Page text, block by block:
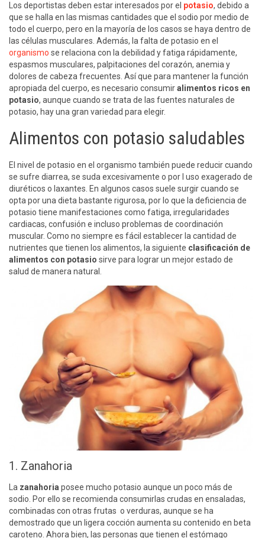
Los deportistas deben estar interesados por el potasio, debido a
que se halla en las mismas cantidades que el sodio por medio de
todo el cuerpo, pero en la mayoría de los casos se haya dentro de
las células musculares. Además, la falta de potasio en el
organismo se relaciona con la debilidad y fatiga rápidamente,
espasmos musculares, palpitaciones del corazón, anemia y
dolores de cabeza frecuentes. Así que para mantener la función
apropiada del cuerpo, es necesario consumiralimentos ricos en
potasio, aunque cuando se trata de las fuentes naturales de
potasio, hay una gran variedad para elegir.
Alimentos con potasio saludables
El nivel de potasio en el organismo también puede reducir cuando
se sufre diarrea, se suda excesivamente o por l uso exagerado de
diuréticos o laxantes. En algunos casos suele surgir cuando se
opta por una dieta bastante rigurosa, por lo que la deficiencia de
potasio tiene manifestaciones como fatiga, irregularidades
cardiacas, confusión e incluso problemas de coordinación
muscular. Como no siempre es fácil establecer la cantidad de
nutrientes que tienen los alimentos, la siguiente clasificación de
alimentos con potasio sirve para lograr un mejor estado de
salud de manera natural.
1. Zanahoria
La zanahoria posee mucho potasio aunque un poco más de
sodio. Por ello se recomienda consumirlas crudas en ensaladas,
combinadas con otras frutas o verduras, aunque se ha
demostrado que un ligera cocción aumenta su contenido en beta
caroteno. Ahora bien, las personas que tienen el estómago